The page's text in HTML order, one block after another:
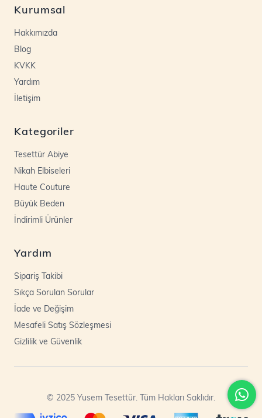
Kurumsal
Hakkımızda
Blog
KVKK
Yardım
İletişim
Kategoriler
Tesettür Abiye
Nikah Elbiseleri
Haute Couture
Büyük Beden
İndirimli Ürünler
Yardım
Sipariş Takibi
Sıkça Sorulan Sorular
İade ve Değişim
Mesafeli Satış Sözleşmesi
Gizlilik ve Güvenlik
© 2025 Yusem Tesettür. Tüm Hakları Saklıdır.